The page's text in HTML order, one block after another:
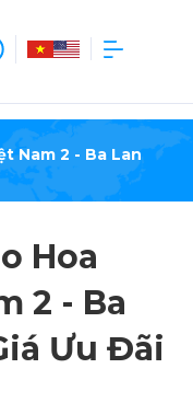
Nam 2 - Ba Lan
Hoa
2 - Ba
Ưu Đãi